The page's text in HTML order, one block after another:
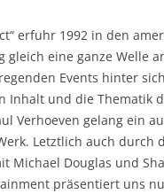
erfuhr 1992 in den
gleich eine ganze Welle
Events hinter
Inhalt und die Thematik
Verhoeven gelang ein
Letztlich auch durch
Michael Douglas und
präsentiert uns